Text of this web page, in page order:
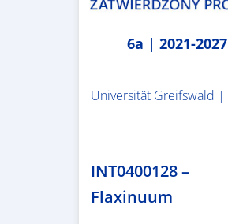
6a | 2021-2027
Universität Greifswald |
INT0400128 –
Flaxinuum